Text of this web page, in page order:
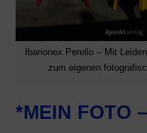
Ibarionex Perello – Mit
zum eigenen
*MEIN FOTO